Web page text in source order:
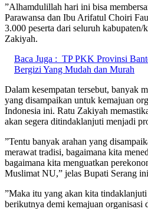
‎”Alhamdulillah hari ini bisa
Parawansa dan Ibu Arifatul Choiri
3.000 peserta dari seluruh kabupaten/
Zakiyah.
Baca Juga : TP PKK Provinsi
Bergizi Yang Mudah dan Murah
‎Dalam kesempatan tersebut, banyak
yang disampaikan untuk kemajuan
Indonesia ini. Ratu Zakiyah
akan segera ditindaklanjuti menjadi
‎”Tentu banyak arahan yang
merawat tradisi, bagaimana kita
bagaimana kita menguatkan
Muslimat NU,” jelas Bupati Serang
‎”Maka itu yang akan kita
berikutnya demi kemajuan organisasi